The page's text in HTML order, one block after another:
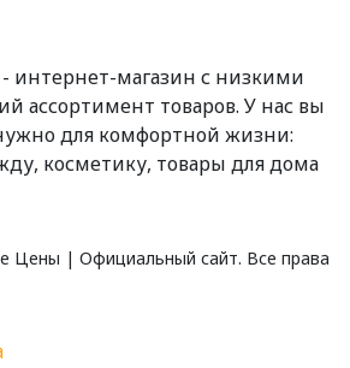
магазин с низкими
ассортимент товаров. У нас вы
для комфортной жизни:
косметику, товары для дома
Цены | Официальный сайт. Все права